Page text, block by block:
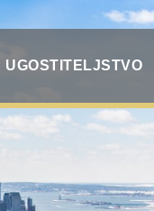
UGOSTITELJSTVO